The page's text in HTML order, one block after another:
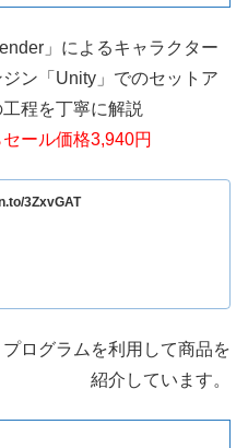
」によるキャラクター
ン「Unity」でのセットア
程を丁寧に解説
ール価格3,940円
3ZxvGAT
ログラムを利用して商品を
紹介しています。